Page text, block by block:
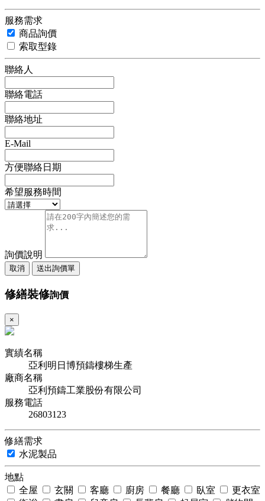
服務需求
商品詢價
索取型錄
聯絡人
聯絡電話
聯絡地址
E-Mail
方便聯絡日期
希望服務時間
詢價說明
取消 送出詢價單
修繕裝修詢價
×
實績名稱
亞利明日博預鑄樓梯生產
廠商名稱
亞利預鑄工業股份有限公司
服務電話
26803123
修繕需求
水泥製品
地點
全屋
玄關 客廳 廚房 餐廳 臥室
更衣室